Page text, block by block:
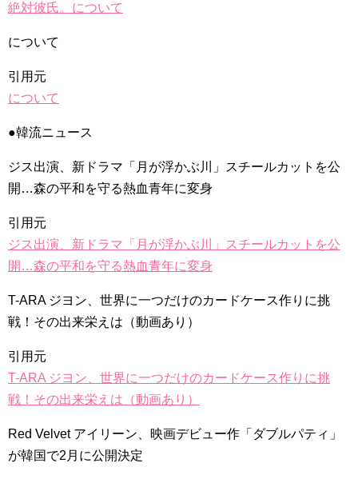
絶対彼氏。について
について
引用元
について
●韓流ニュース
ジス出演、新ドラマ「月が浮かぶ川」スチールカットを公
開…森の平和を守る熱血青年に変身
引用元
ジス出演、新ドラマ「月が浮かぶ川」スチールカットを公
開…森の平和を守る熱血青年に変身
T-ARA ジヨン、世界に一つだけのカードケース作りに挑
戦！その出来栄えは（動画あり）
引用元
T-ARA ジヨン、世界に一つだけのカードケース作りに挑
戦！その出来栄えは（動画あり）
Red Velvet アイリーン、映画デビュー作「ダブルパティ」
が韓国で2月に公開決定